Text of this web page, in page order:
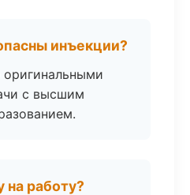
инъекции?
оригинальными
с высшим
на работу?